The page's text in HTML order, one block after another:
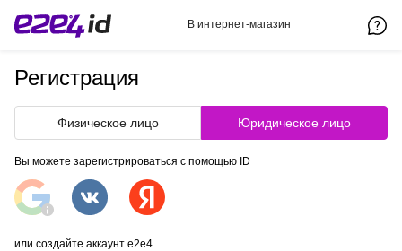
В интернет-магазин
Регистрация
Физическое лицо Юридическое лицо
Вы можете зарегистрироваться с помощью ID
или создайте аккаунт e2e4